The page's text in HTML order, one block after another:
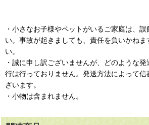
・小さなお子様やペットがいるご家庭は、
い。事故が起きましても、責任を負いかねま
い。
・誠に申し訳ございませんが、どのような
行は行っておりません。発送方法によって
ざいます。
・小物は含まれません。